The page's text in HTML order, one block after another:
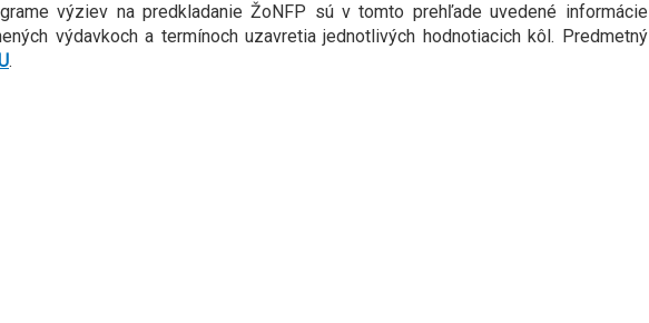
výziev na predkladanie ŽoNFP sú v tomto prehľade uvedené informácie
výdavkoch a termínoch uzavretia jednotlivých hodnotiacich kôl. Predmetný
.